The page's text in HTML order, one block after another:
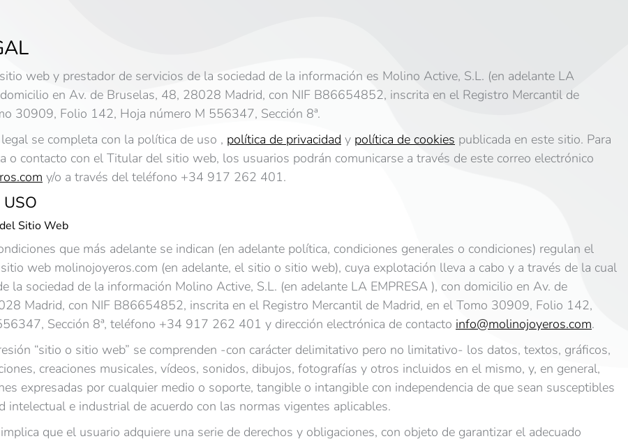
web y prestador de servicios de la sociedad de la información es Molino Active, S.L. (en adelante LA
domicilio en Av. de Bruselas, 48, 28028 Madrid, con NIF B86654852, inscrita en el Registro Mercantil de
30909, Folio 142, Hoja número M 556347, Sección 8ª.
se completa con la política de uso , política de privacidad y política de cookies publicada en este sitio. Para
o contacto con el Titular del sitio web, los usuarios podrán comunicarse a través de este correo electrónico
y/o a través del teléfono +34 917 262 401.
Sitio Web
que más adelante se indican (en adelante política, condiciones generales o condiciones) regulan el
web molinojoyeros.com (en adelante, el sitio o sitio web), cuya explotación lleva a cabo y a través de la cual
la sociedad de la información Molino Active, S.L. (en adelante LA EMPRESA ), con domicilio en Av. de
Madrid, con NIF B86654852, inscrita en el Registro Mercantil de Madrid, en el Tomo 30909, Folio 142,
Sección 8ª, teléfono +34 917 262 401 y dirección electrónica de contacto info@molinojoyeros.com.
“sitio o sitio web” se comprenden -con carácter delimitativo pero no limitativo- los datos, textos, gráficos,
creaciones musicales, vídeos, sonidos, dibujos, fotografías y otros incluidos en el mismo, y, en general,
expresadas por cualquier medio o soporte, tangible o intangible con independencia de que sean susceptibles
intelectual e industrial de acuerdo con las normas vigentes aplicables.
que el usuario adquiere una serie de derechos y obligaciones, con objeto de garantizar el adecuado